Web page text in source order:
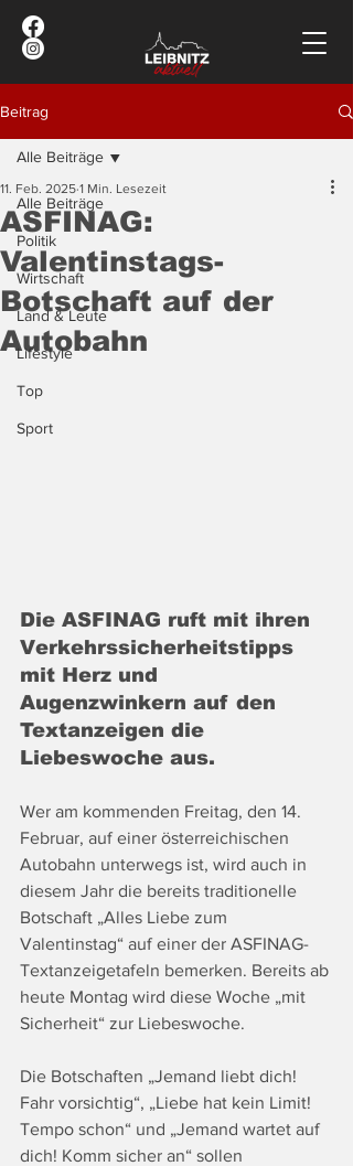
Beitrag
Alle Beiträge
Politik
Wirtschaft
Land & Leute
Lifestyle
Top
Sport
Alle Beiträge
ASFINAG:
Valentinstags-
Botschaft auf der
Autobahn
11. Feb. 2025 1 Min. Lesezeit
Die ASFINAG ruft mit ihren
Verkehrssicherheitstipps
mit Herz und
Augenzwinkern auf den
Textanzeigen die
Liebeswoche aus.
Wer am kommenden Freitag, den 14.
Februar, auf einer österreichischen
Autobahn unterwegs ist, wird auch in
diesem Jahr die bereits traditionelle
Botschaft „Alles Liebe zum
Valentinstag“ auf einer der ASFINAG-
Textanzeigetafeln bemerken. Bereits ab
heute Montag wird diese Woche „mit
Sicherheit“ zur Liebeswoche.
Die Botschaften „Jemand liebt dich!
Fahr vorsichtig“, „Liebe hat kein Limit!
Tempo schon“ und „Jemand wartet auf
dich! Komm sicher an“ sollen